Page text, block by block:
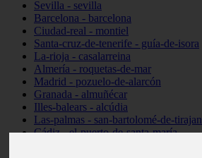
Sevilla - sevilla
Barcelona - barcelona
Ciudad-real - montiel
Santa-cruz-de-tenerife - guía-de-isora
La-rioja - casalarreina
Almería - roquetas-de-mar
Madrid - pozuelo-de-alarcón
Granada - almuñécar
Illes-balears - alcúdia
Las-palmas - san-bartolomé-de-
Cádiz - el-puerto-de-santa-maría